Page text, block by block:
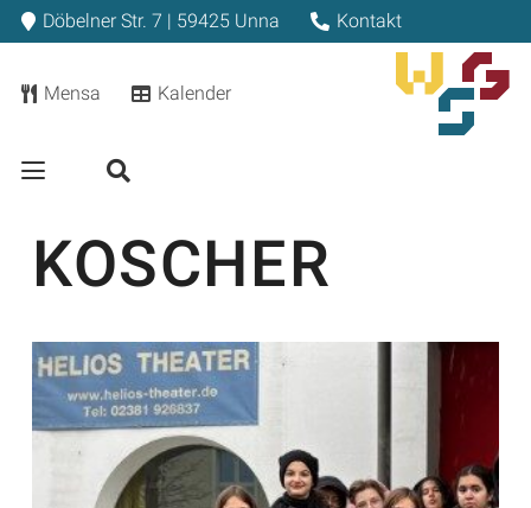
Döbelner Str. 7 | 59425 Unna Kontakt
Mensa Kalender
KOSCHER